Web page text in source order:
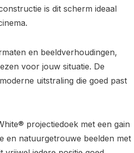
is dit scherm ideaal
en beeldverhoudingen,
voor jouw situatie. De
uitstraling die goed past
projectiedoek met een gain
en natuurgetrouwe beelden met